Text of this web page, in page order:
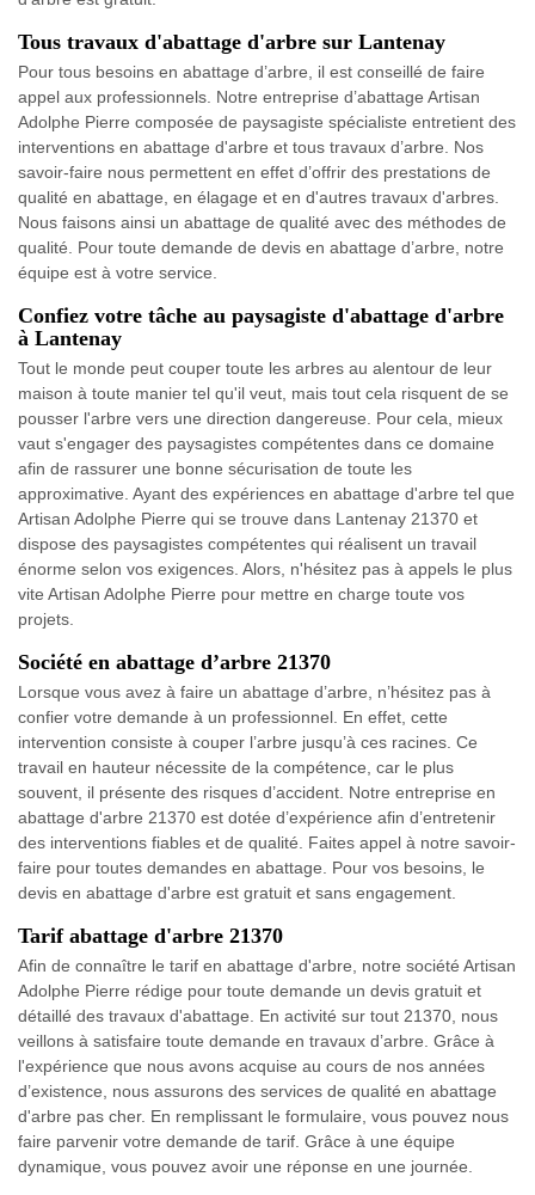
Tous travaux d'abattage d'arbre sur Lantenay
Pour tous besoins en abattage d’arbre, il est conseillé de faire
appel aux professionnels. Notre entreprise d’abattage Artisan
Adolphe Pierre composée de paysagiste spécialiste entretient des
interventions en abattage d'arbre et tous travaux d’arbre. Nos
savoir-faire nous permettent en effet d’offrir des prestations de
qualité en abattage, en élagage et en d'autres travaux d'arbres.
Nous faisons ainsi un abattage de qualité avec des méthodes de
qualité. Pour toute demande de devis en abattage d’arbre, notre
équipe est à votre service.
Confiez votre tâche au paysagiste d'abattage d'arbre
à Lantenay
Tout le monde peut couper toute les arbres au alentour de leur
maison à toute manier tel qu'il veut, mais tout cela risquent de se
pousser l'arbre vers une direction dangereuse. Pour cela, mieux
vaut s'engager des paysagistes compétentes dans ce domaine
afin de rassurer une bonne sécurisation de toute les
approximative. Ayant des expériences en abattage d'arbre tel que
Artisan Adolphe Pierre qui se trouve dans Lantenay 21370 et
dispose des paysagistes compétentes qui réalisent un travail
énorme selon vos exigences. Alors, n'hésitez pas à appels le plus
vite Artisan Adolphe Pierre pour mettre en charge toute vos
projets.
Société en abattage d’arbre 21370
Lorsque vous avez à faire un abattage d’arbre, n’hésitez pas à
confier votre demande à un professionnel. En effet, cette
intervention consiste à couper l’arbre jusqu’à ces racines. Ce
travail en hauteur nécessite de la compétence, car le plus
souvent, il présente des risques d’accident. Notre entreprise en
abattage d'arbre 21370 est dotée d’expérience afin d’entretenir
des interventions fiables et de qualité. Faites appel à notre savoir-
faire pour toutes demandes en abattage. Pour vos besoins, le
devis en abattage d'arbre est gratuit et sans engagement.
Tarif abattage d'arbre 21370
Afin de connaître le tarif en abattage d'arbre, notre société Artisan
Adolphe Pierre rédige pour toute demande un devis gratuit et
détaillé des travaux d'abattage. En activité sur tout 21370, nous
veillons à satisfaire toute demande en travaux d’arbre. Grâce à
l'expérience que nous avons acquise au cours de nos années
d’existence, nous assurons des services de qualité en abattage
d'arbre pas cher. En remplissant le formulaire, vous pouvez nous
faire parvenir votre demande de tarif. Grâce à une équipe
dynamique, vous pouvez avoir une réponse en une journée.